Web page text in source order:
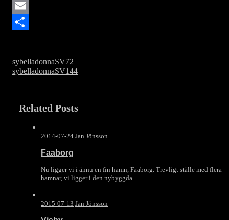
Mastodon
Email
sybelladonnaSV72
sybelladonnaSV144
Related Posts
2014-07-24 Jan Jönsson
Faaborg
Nu ligger vi i ännu en fin hamn, Faaborg. Trevligt ställe med flera
hamnar, vi ligger i den nybyggda...
2015-07-13 Jan Jönsson